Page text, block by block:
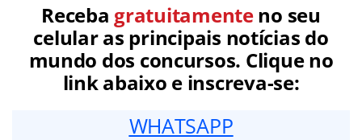
Receba gratuitamenteno seu
celular as principais notícias do
mundo dos concursos. Clique no
link abaixo e inscreva-se:
WHATSAPP